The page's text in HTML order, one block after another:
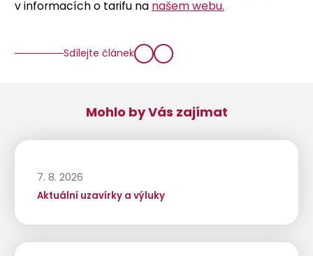
v informacích o tarifu na našem webu.
Sdílejte článek
Mohlo by Vás zajímat
7. 8. 2026
Aktuální uzavírky a výluky